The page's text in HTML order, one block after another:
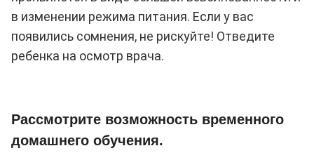
в изменении режима питания. Если у вас
появились сомнения, не рискуйте! Отведите
ребенка на осмотр врача.
Рассмотрите возможность временного
домашнего обучения.